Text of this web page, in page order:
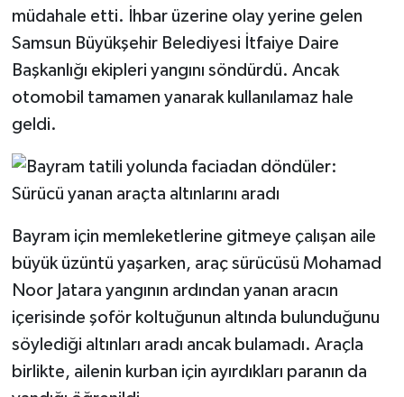
müdahale etti. İhbar üzerine olay yerine gelen
Samsun Büyükşehir Belediyesi İtfaiye Daire
Başkanlığı ekipleri yangını söndürdü. Ancak
otomobil tamamen yanarak kullanılamaz hale
geldi.
Bayram için memleketlerine gitmeye çalışan aile
büyük üzüntü yaşarken, araç sürücüsü Mohamad
Noor Jatara yangının ardından yanan aracın
içerisinde şoför koltuğunun altında bulunduğunu
söylediği altınları aradı ancak bulamadı. Araçla
birlikte, ailenin kurban için ayırdıkları paranın da